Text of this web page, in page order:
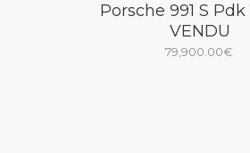
Porsche 991 S Pdk
VENDU
79,900.00€